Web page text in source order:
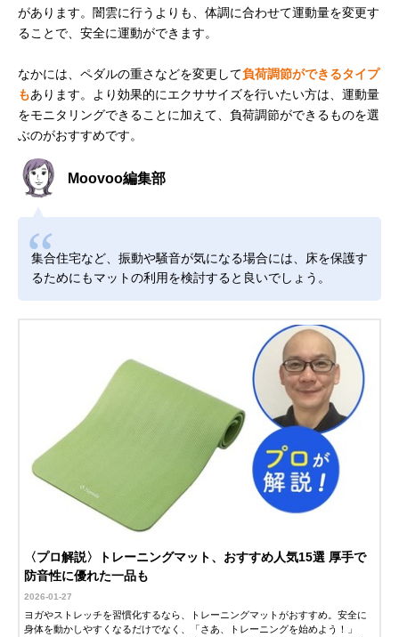
があります。闇雲に行うよりも、体調に合わせて運動量を変更す
ることで、安全に運動ができます。
なかには、ペダルの重さなどを変更して負荷調節ができるタイプ
もあります。より効果的にエクササイズを行いたい方は、運動量
をモニタリングできることに加えて、負荷調節ができるものを選
ぶのがおすすめです。
Moovoo編集部
集合住宅など、振動や騒音が気になる場合には、床を保護す
るためにもマットの利用を検討すると良いでしょう。
〈プロ解説〉トレーニングマット、おすすめ人気15選 厚手で
防音性に優れた一品も
2026-01-27
ヨガやストレッチを習慣化するなら、トレーニングマットがおすすめ。安全に
身体を動かしやすくなるだけでなく、「さあ、トレーニングを始めよう！」